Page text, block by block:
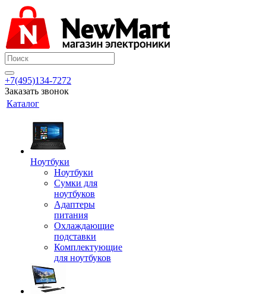
+7(495)134-7272
Заказать звонок
Каталог
Ноутбуки
Ноутбуки
Сумки для
ноутбуков
Адаптеры
питания
Охлаждающие
подставки
Комплектующие
для ноутбуков